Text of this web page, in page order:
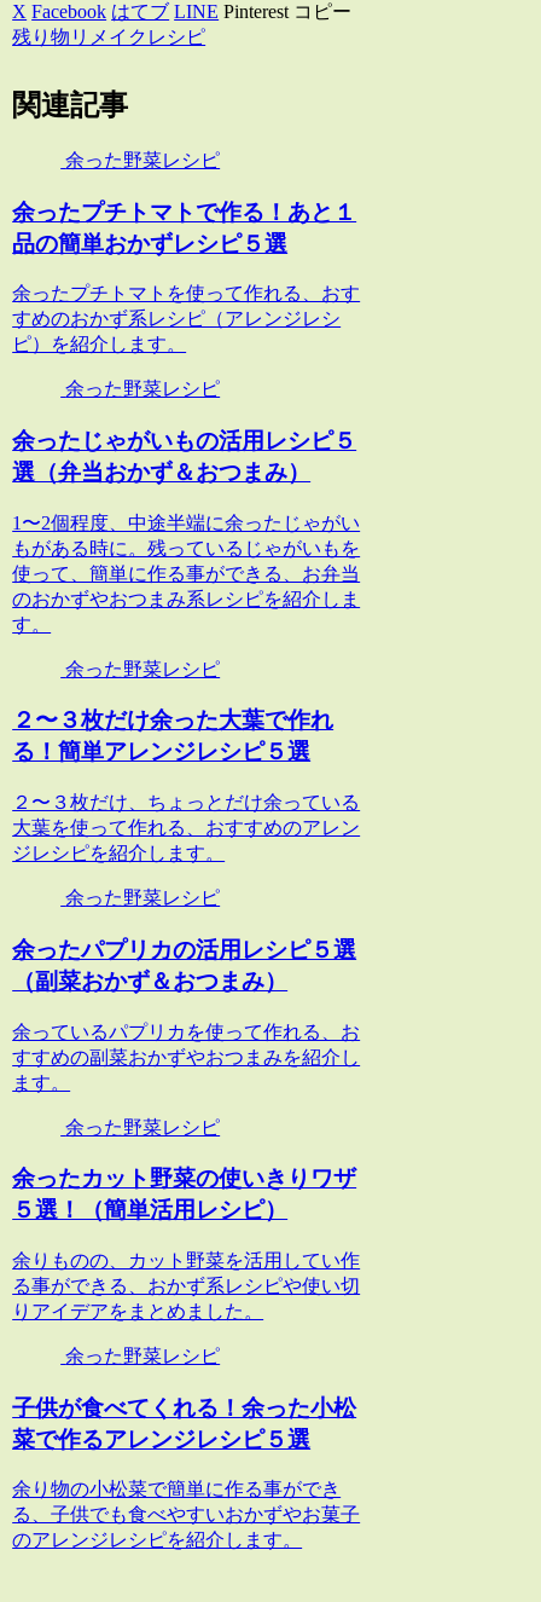
X Facebook はてブ LINE Pinterest コピー
残り物リメイクレシピ
関連記事
余った野菜レシピ
余ったプチトマトで作る！あと１
品の簡単おかずレシピ５選
余ったプチトマトを使って作れる、おす
すめのおかず系レシピ（アレンジレシ
ピ）を紹介します。
余った野菜レシピ
余ったじゃがいもの活用レシピ５
選（弁当おかず＆おつまみ）
1〜2個程度、中途半端に余ったじゃがい
もがある時に。残っているじゃがいもを
使って、簡単に作る事ができる、お弁当
のおかずやおつまみ系レシピを紹介しま
す。
余った野菜レシピ
２〜３枚だけ余った大葉で作れ
る！簡単アレンジレシピ５選
２〜３枚だけ、ちょっとだけ余っている
大葉を使って作れる、おすすめのアレン
ジレシピを紹介します。
余った野菜レシピ
余ったパプリカの活用レシピ５選
（副菜おかず＆おつまみ）
余っているパプリカを使って作れる、お
すすめの副菜おかずやおつまみを紹介し
ます。
余った野菜レシピ
余ったカット野菜の使いきりワザ
５選！（簡単活用レシピ）
余りものの、カット野菜を活用してい作
る事ができる、おかず系レシピや使い切
りアイデアをまとめました。
余った野菜レシピ
子供が食べてくれる！余った小松
菜で作るアレンジレシピ５選
余り物の小松菜で簡単に作る事ができ
る、子供でも食べやすいおかずやお菓子
のアレンジレシピを紹介します。